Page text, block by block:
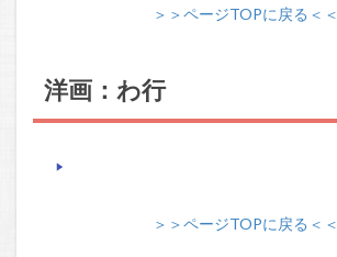
＞＞ページTOPに戻る＜＜
洋画：わ行
＞＞ページTOPに戻る＜＜